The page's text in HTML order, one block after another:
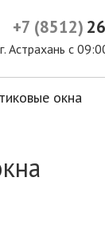
Продукция
+7 (8512)
г. Астрахань с
окна